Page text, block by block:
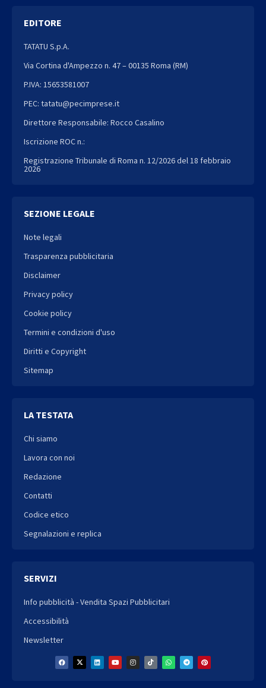
EDITORE
TATATU S.p.A.
Via Cortina d'Ampezzo n. 47 – 00135 Roma (RM)
P.IVA: 15653581007
PEC: tatatu@pecimprese.it
Direttore Responsabile: Rocco Casalino
Iscrizione ROC n.:
Registrazione Tribunale di Roma n. 12/2026 del 18 febbraio
2026
SEZIONE LEGALE
Note legali
Trasparenza pubblicitaria
Disclaimer
Privacy policy
Cookie policy
Termini e condizioni d'uso
Diritti e Copyright
Sitemap
LA TESTATA
Chi siamo
Lavora con noi
Redazione
Contatti
Codice etico
Segnalazioni e replica
SERVIZI
Info pubblicità - Vendita Spazi Pubblicitari
Accessibilità
Newsletter